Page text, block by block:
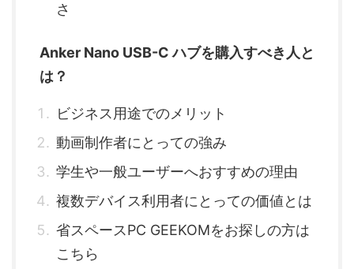
さ
Anker Nano USB-C ハブを購入すべき人と
は？
ビジネス用途でのメリット
動画制作者にとっての強み
学生や一般ユーザーへおすすめの理由
複数デバイス利用者にとっての価値とは
省スペースPC GEEKOMをお探しの方は
こちら